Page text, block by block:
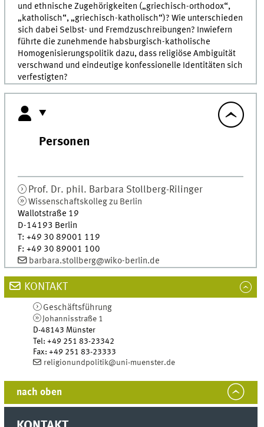
und ethnische Zugehörigkeiten („griechisch-orthodox“,
„katholisch“, „griechisch-katholisch“)? Wie unterschieden
sich dabei Selbst- und Fremdzuschreibungen? Inwiefern
führte die zunehmende habsburgisch-katholische
Homogenisierungspolitik dazu, dass religiöse Ambiguität
verschwand und eindeutige konfessionelle Identitäten sich
verfestigten?
Personen
Prof. Dr. phil. Barbara Stollberg-Rilinger
Wissenschaftskolleg zu Berlin
Wallotstraße 19
D-14193 Berlin
T:+49 30 89001 119
F:+49 30 89001 100
barbara.stollberg@wiko-berlin.de
KONTAKT
Geschäftsführung
Johannisstraße 1
D-48143 Münster
Tel:+49 251 83-23342
Fax:+49 251 83-23333
religionundpolitik@uni-muenster.de
nach oben